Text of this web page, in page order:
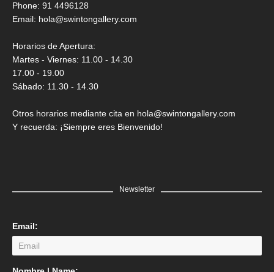
LEER MÁS
Phone: 91 4496128
Email: hola@swintongallery.com
Horarios de Apertura:
Martes - Viernes: 11.00 - 14.30
17.00 - 19.00
Sábado: 11.30 - 14.30
Otros horarios mediante cita en hola@swintongallery.com
Y recuerda: ¡Siempre eres Bienvenido!
Newsletter
Email: